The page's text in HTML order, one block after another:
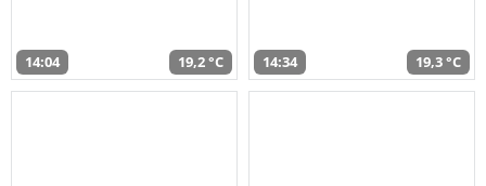
14:04 19,2 °C 14:34 19,3 °C